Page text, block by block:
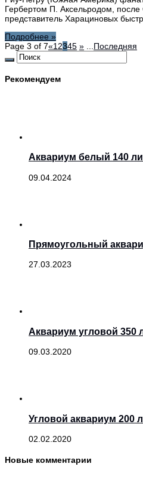
Гербертом П. Аксельродом, после
представитель Харациновых
Подробнее »
Page 3 of 7«1 2345 » Последняя
Рекомендуем
Аквариум белый 140
09.04.2024
Прямоугольный
27.03.2023
Аквариум угловой 350
09.03.2020
Угловой аквариум 200
02.02.2020
Новые комментарии